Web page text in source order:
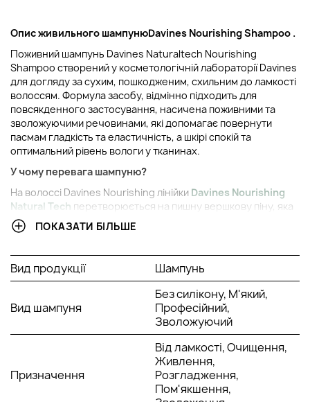
Опис живильного шампунюDavines Nourishing Shampoo .
Поживний шампунь Davines Naturaltech Nourishing
Shampoo створений у косметологічній лабораторії Davines
для догляду за сухим, пошкодженим, схильним до ламкості
волоссям. Формула засобу, відмінно підходить для
повсякденного застосування, насичена поживними та
зволожуючими речовинами, які допомагає повернути
пасмам гладкість та еластичність, а шкірі спокій та
оптимальний рівень вологи у тканинах.
У чому перевага шампуню?
На волоссі Davines Nourishing лінійки Davines Nourishing
Natural Tech перетворюється на пишну вершкову піну, яка
відмінно обволікає пасма, очищає та розгладжує їх.
Поверхнево-активні речовини забирають частинки пилу і
пасма кондиціоновані, шкіру не турбує свербіж та
лущення.
Спосіб застосування Nourishing Shampoo Davines:
Нанести на вологе волосся, залишити на дві хвилини, змити
усі шампуні бренду Давінесу нас на сайті.
ПОКАЗАТИ БІЛЬШЕ
Вид продукції Шампунь
Вид шампуня
Без силікону, М'який,
Професійний,
Зволожуючий
Призначення
Від ламкості, Очищення,
Живлення,
Розгладження,
Пом'якшення,